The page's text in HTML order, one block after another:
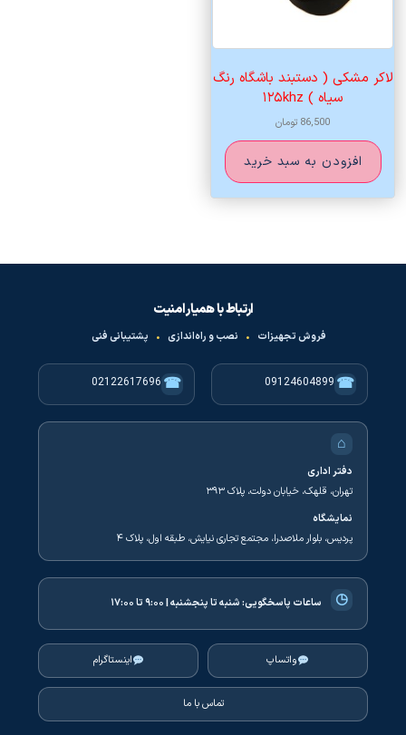
لاکر مشکی ( دستبند باشگاه رنگ
سیاه ) ۱۲۵khz
86,500 تومان
افزودن به سبد خرید
ارتباط با همیار امنیت
فروش تجهیزات • نصب و راه‌اندازی • پشتیبانی فنی
☎
09124604899
☎
02122617696
⌂
دفتر اداری
تهران، قلهک، خیابان دولت، پلاک ۳۹۳
نمایشگاه
پردیس، بلوار ملاصدرا، مجتمع تجاری نیایش، طبقه اول، پلاک ۴
◷ ساعات پاسخگویی:شنبه تا پنجشنبه | ۹:۰۰ تا ۱۷:۰۰
واتساپ اینستاگرام
تماس با ما